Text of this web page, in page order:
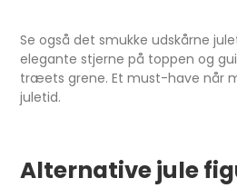
Se også det smukke udskårne
elegante stjerne på toppen og
træets grene. Et must-have når
juletid.
Alternative jule